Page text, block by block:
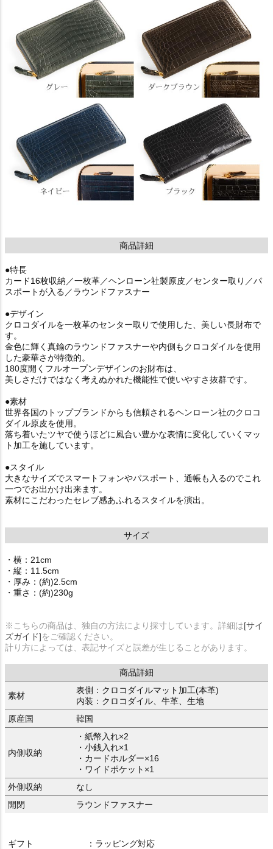
商品詳細
●特長
カード16枚収納／一枚革／ヘンローン社製原皮／センター取り／パ
スポートが入る／ラウンドファスナー
●デザイン
クロコダイルを一枚革のセンター取りで使用した、美しい長財布で
す。
金色に輝く真鍮のラウンドファスナーや内側もクロコダイルを使用
した豪華さが特徴的。
180度開くフルオープンデザインのお財布は、
美しさだけではなく考えぬかれた機能性で使いやすさ抜群です。
●素材
世界各国のトップブランドからも信頼されるヘンローン社のクロコ
ダイル原皮を使用。
落ち着いたツヤで使うほどに風合い豊かな表情に変化していくマッ
ト加工を施しています。
●スタイル
大きなサイズでスマートフォンやパスポート、通帳も入るのでこれ
一つでお出かけ出来ます。
素材にこだわったセレブ感あふれるスタイルを演出。
サイズ
・横：21cm
・縦：11.5cm
・厚み：(約)2.5cm
・重さ：(約)230g
※こちらの商品は、独自の方法により採寸しています。詳細は[サイ
ズガイド]をご確認ください。
計り方によっては、表記サイズと誤差が生じることがあります。
商品詳細
素材
表側：クロコダイルマット加工(本革)
内装：クロコダイル、牛革、生地
原産国
韓国
内側収納
・紙幣入れ×2
・小銭入れ×1
・カードホルダー×16
・ワイドポケット×1
外側収納
なし
開閉
ラウンドファスナー
ギフト
：ラッピング対応